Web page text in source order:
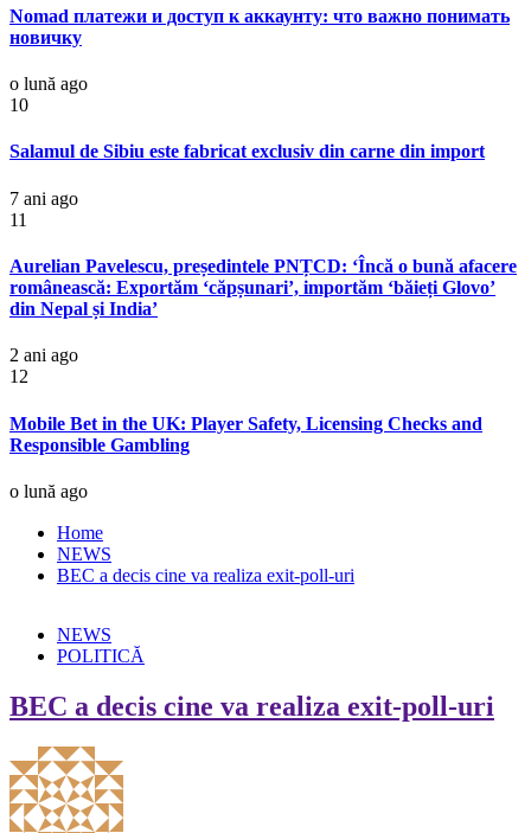
Nomad платежи и доступ к аккаунту: что важно понимать
новичку
o lună ago
10
Salamul de Sibiu este fabricat exclusiv din carne din import
7 ani ago
11
Aurelian Pavelescu, președintele PNȚCD: ‘Încă o bună afacere
românească: Exportăm ‘căpșunari’, importăm ‘băieți Glovo’
din Nepal și India’
2 ani ago
12
Mobile Bet in the UK: Player Safety, Licensing Checks and
Responsible Gambling
o lună ago
Home
NEWS
BEC a decis cine va realiza exit-poll-uri
NEWS
POLITICĂ
BEC a decis cine va realiza exit-poll-uri